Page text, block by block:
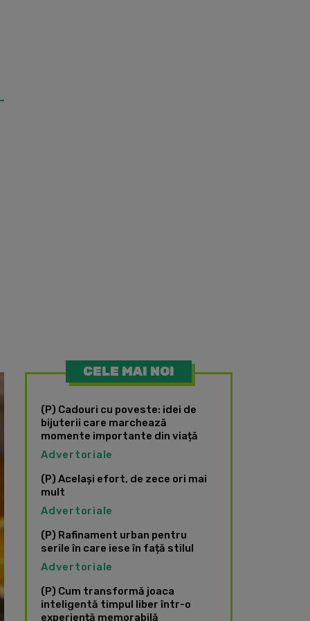
CELE MAI NOI
(P) Cadouri cu poveste: idei de
bijuterii care marchează
momente importante din viață
Advertoriale
(P) Același efort, de zece ori mai
mult
Advertoriale
(P) Rafinament urban pentru
serile în care iese în față stilul
Advertoriale
(P) Cum transformă joaca
inteligentă timpul liber într-o
experiență memorabilă